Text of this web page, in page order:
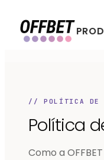
// POLÍTICA DE
Política
Como a